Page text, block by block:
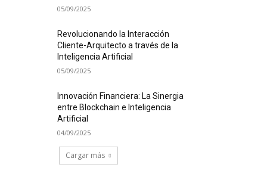
05/09/2025
Revolucionando la Interacción
Cliente-Arquitecto a través de la
Inteligencia Artificial
05/09/2025
Innovación Financiera: La Sinergia
entre Blockchain e Inteligencia
Artificial
04/09/2025
Cargar más